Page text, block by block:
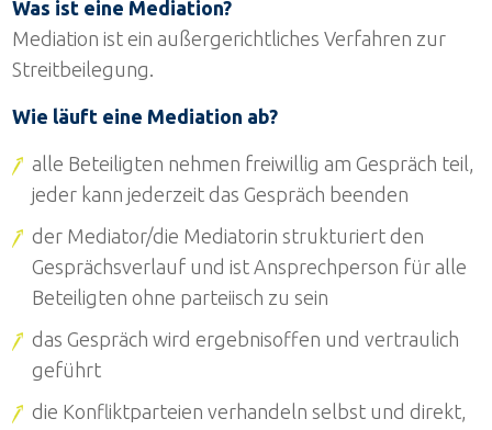
Was ist eine Mediation?
Mediation ist ein außergerichtliches Verfahren zur
Streitbeilegung.
Wie läuft eine Mediation ab?
alle Beteiligten nehmen freiwillig am Gespräch teil,
jeder kann jederzeit das Gespräch beenden
der Mediator/die Mediatorin strukturiert den
Gesprächsverlauf und ist Ansprechperson für alle
Beteiligten ohne parteiisch zu sein
das Gespräch wird ergebnisoffen und vertraulich
geführt
die Konfliktparteien verhandeln selbst und direkt,